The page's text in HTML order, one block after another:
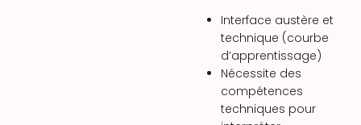
Interface austère et
technique (courbe
d’apprentissage)
Nécessite des
compétences
techniques pour